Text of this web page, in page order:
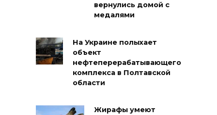
вернулись домой с
медалями
На Украине полыхает
объект
нефтеперерабатывающего
комплекса в Полтавской
области
Жирафы умеют